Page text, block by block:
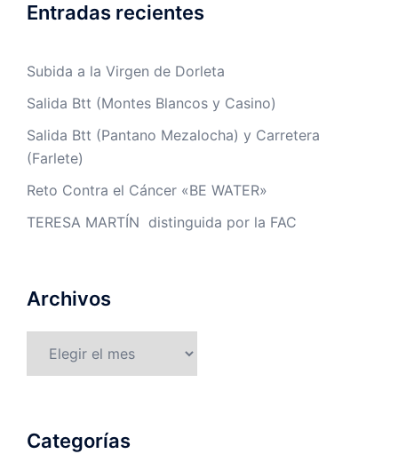
Entradas recientes
Subida a la Virgen de Dorleta
Salida Btt (Montes Blancos y Casino)
Salida Btt (Pantano Mezalocha) y Carretera
(Farlete)
Reto Contra el Cáncer «BE WATER»
TERESA MARTÍN distinguida por la FAC
Archivos
Categorías